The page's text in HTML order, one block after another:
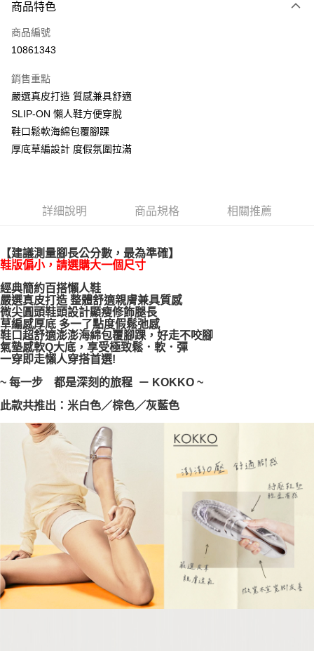
信用卡一次付款
LINE Pay
街口支付
悠遊付
AFTEE先享後付
便利好安心！
１．簡單：不需註冊會員、不需綁卡、不需儲值。
【「AFTEE先享後付」結帳流程】
結帳頁面，進行簡訊認證並確認金額後，即可完成結帳。
２．訂單成立數日內，您將收到繳費通知簡訊。
３．收到繳費通知簡訊後14天內，點擊此簡訊中的連結，可透過四大超商／
ATM／網路銀行／等多元方式進行付款，方視為交易完成。
※ 請注意：結帳手續完成當下不需立刻繳費，但若您需要取消訂單，請聯絡
購買商品的店家。未經商家同意取消之訂單仍視為有效，需透過AFTEE先享
後付繳納相關費用。
※ 交易是否成功請以「AFTEE先享後付 」之結帳頁面顯示為準，若有關於
客戶支援中心」https://netprotections.freshdesk.com/support/home
【注意事項】
１．透過由恩沛科技股份有限公司提供之「AFTEE先享後付」服務完成之交
易，需依本服務之必要範圍內提供個人資料，並將交易相關給付款項請求債
權轉讓予恩沛科技股份有限公司。
２．關於個人資料處理事宜，請瀏覽以下網址：
https://aftee.tw/terms/#terms3
３．未成年的使用者請事先徵得法定代理人或監護人之同意方可使用
「AFTEE先享後付」，若未經同意申辦者引起之損失，本公司不負相關責
任。
４．使用「AFTEE先享後付」時，將依據個別帳號之用戶狀況，依本公司即
時審查核予不同之上限額度；若仍有額度不足之情形，本公司將視審查結果
請求用戶進行身份認證。
５．嚴禁一人註冊多個帳號或使用他人資訊註冊。若發現惡意使用之情形，
恩沛科技股份有限公司將有權停止該用戶之使用額度並採取法律行動。
宅配通
每筆NT$100，滿NT$999(含以上)免運費
商品特色
商品編號
10861343
銷售重點
嚴選真皮打造 質感兼具舒適
SLIP-ON 懶人鞋方便穿脫
鞋口鬆軟海綿包覆腳踝
厚底草編設計 度假氛圍拉滿
詳細說明 商品規格 相關推薦
【建議測量腳長公分數，最為準確】
鞋版偏小，請選購大一個尺寸
經典簡約百搭懶人鞋
嚴選真皮打造 整體舒適親膚兼具質感
微尖圓頭鞋頭設計顯瘦修飾腿長
草編感厚底 多一了點度假鬆弛感
鞋口超舒適澎澎海綿包覆腳踝，好走不咬腳
氣墊感軟Q大底，享受極致鬆．軟．彈
一穿即走懶人穿搭首選!
~ 每一步 都是深刻的旅程 － KOKKO ~
此款共推出：米白色／棕色／灰藍色